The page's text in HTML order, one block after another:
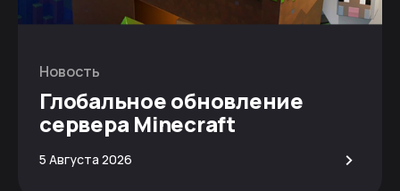
Новость
Глобальное обновление
сервера Minecraft
5 Августа 2026 >